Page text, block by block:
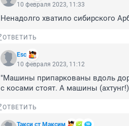
10 февраля 2023, 11:33
Ненадолго хватило сибирского
ОТВЕТИТЬ
Esc
10 февраля 2023, 11:12
"Машины припаркованы вдоль
с косами стоят. А машины
ОТВЕТИТЬ
Такси ст Максим